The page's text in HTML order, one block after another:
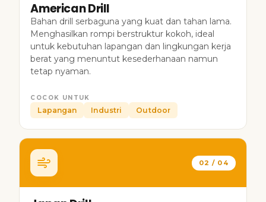
American Drill
Bahan drill serbaguna yang kuat dan tahan lama.
Menghasilkan rompi berstruktur kokoh, ideal
untuk kebutuhan lapangan dan lingkungan kerja
berat yang menuntut kesederhanaan namun
tetap nyaman.
COCOK UNTUK
Lapangan Industri Outdoor
02 / 04